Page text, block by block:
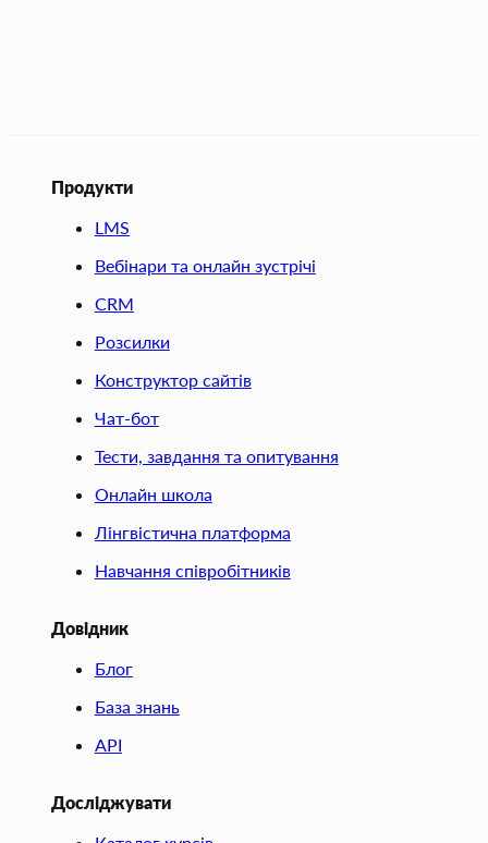
Продукти
LMS
Вебінари та онлайн зустрічі
CRM
Розсилки
Конструктор сайтів
Чат-бот
Тести, завдання та опитування
Онлайн школа
Лінгвістична платформа
Навчання співробітників
Довідник
Блог
База знань
API
Досліджувати